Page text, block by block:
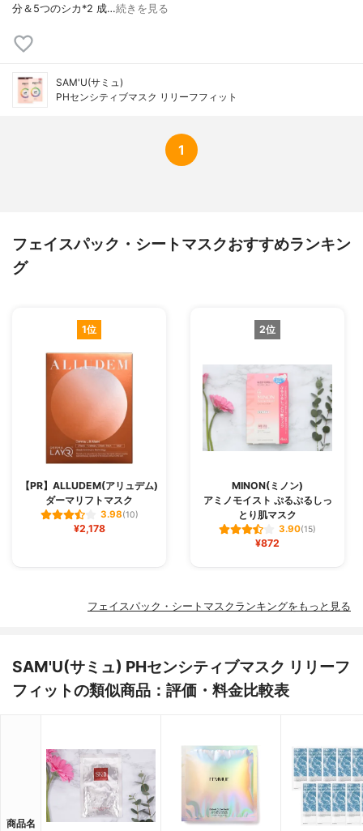
分＆5つのシカ*2 成…続きを見る
SAM'U(サミュ)
PHセンシティブマスク リリーフフィット
1
フェイスパック・シートマスクおすすめランキン
グ
1位
【PR】ALLUDEM(アリュデム)
ダーマリフトマスク
3.98(10)
¥2,178
2位
MINON(ミノン)
アミノモイスト ぷるぷるしっ
とり肌マスク
3.90(15)
¥872
フェイスパック・シートマスクランキングをもっと見る
SAM'U(サミュ) PHセンシティブマスク リリーフ
フィットの類似商品：評価・料金比較表
商品名